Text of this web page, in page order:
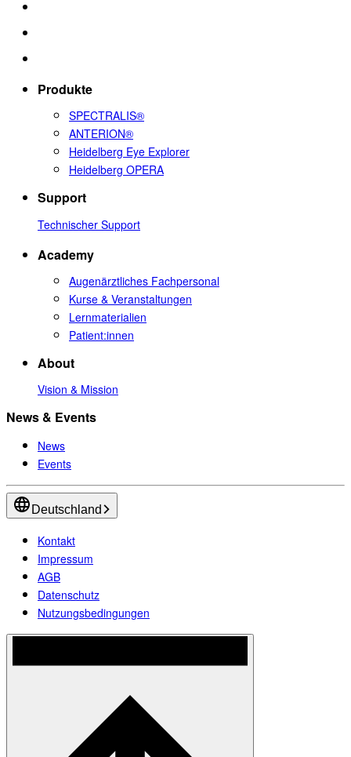
Produkte
SPECTRALIS®
ANTERION®
Heidelberg Eye Explorer
Heidelberg OPERA
Support
Technischer Support
Academy
Augenärztliches Fachpersonal
Kurse & Veranstaltungen
Lernmaterialien
Patient:innen
About
Vision & Mission
News & Events
News
Events
Deutschland
Kontakt
Impressum
AGB
Datenschutz
Nutzungsbedingungen